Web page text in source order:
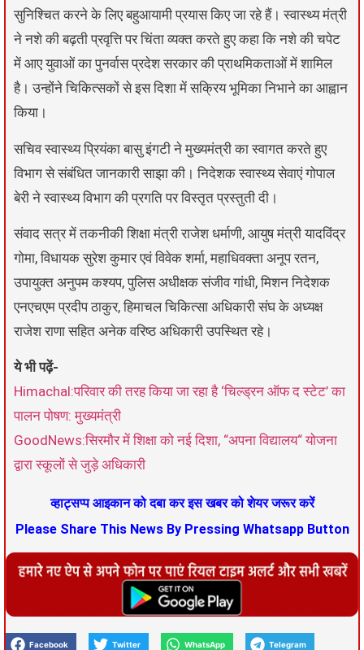
सुनिश्चित करने के लिए बहुआयामी प्रयास किए जा रहे हैं। स्वास्थ्य मंत्री
ने नशे की बढ़ती प्रवृत्ति पर चिंता व्यक्त करते हुए कहा कि नशे की चपेट
में आए युवाओं का पुनर्वास प्रदेश सरकार की प्राथमिकताओं में शामिल
है। उन्होंने चिकित्सकों से इस दिशा में सक्रिय भूमिका निभाने का आह्वान
किया।
सचिव स्वास्थ्य प्रियंका बासु इंगटी ने मुख्यमंत्री का स्वागत करते हुए
विभाग से संबंधित जानकारी साझा की। निदेशक स्वास्थ्य सेवाएं गोपाल
बेरी ने स्वास्थ्य विभाग की प्रगति पर विस्तृत प्रस्तुती दी।
संवाद सत्र में तकनीकी शिक्षा मंत्री राजेश धर्माणी, आयुष मंत्री यादविंद्र
गोमा, विधायक सुरेश कुमार एवं विवेक शर्मा, महाधिवक्ता अनूप रतन,
उपायुक्त अनुपम कश्यप, पुलिस अधीक्षक संजीव गांधी, मिशन निदेशक
एनएचएम प्रदीप ठाकुर, हिमाचल चिकित्सा अधिकारी संघ के अध्यक्ष
राजेश राणा सहित अनेक वरिष्ठ अधिकारी उपस्थित रहे।
ये भी पढ़ें-
Himachal:परिवार की तरह किया जा रहा है ‘चिल्ड्रन ऑफ द स्टेट’ का
पालन पोषण: मुख्यमंत्री
GoodNews:सिरमौर में शिक्षा को नई दिशा, “अपना विद्यालय“ योजना
द्वारा स्कूलों से जुड़े अधिकारी
व्हाट्सप्प आइकान को दबा कर इस खबर को शेयर जरूर करें
Please Share This News By Pressing Whatsapp Button
Facebook Twitter WhatsApp Telegram